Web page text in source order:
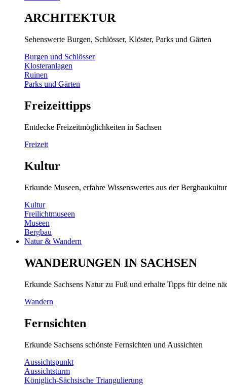
ARCHITEKTUR
Sehenswerte Burgen, Schlösser, Klöster, Parks und Gärten
Burgen und Schlösser
Klosteranlagen
Ruinen
Parks und Gärten
Freizeittipps
Entdecke Freizeitmöglichkeiten in Sachsen
Freizeit
Kultur
Erkunde Museen, erfahre Wissenswertes aus der
Kultur
Freilichtmuseen
Museen
Bergbau
Natur & Wandern
WANDERUNGEN IN SACHSEN
Erkunde Sachsens Natur zu Fuß und erhalte Tipps für deine
Wandern
Fernsichten
Erkunde Sachsens schönste Fernsichten und Aussichten
Aussichtspunkt
Aussichtsturm
Königlich-Sächsische Triangulierung